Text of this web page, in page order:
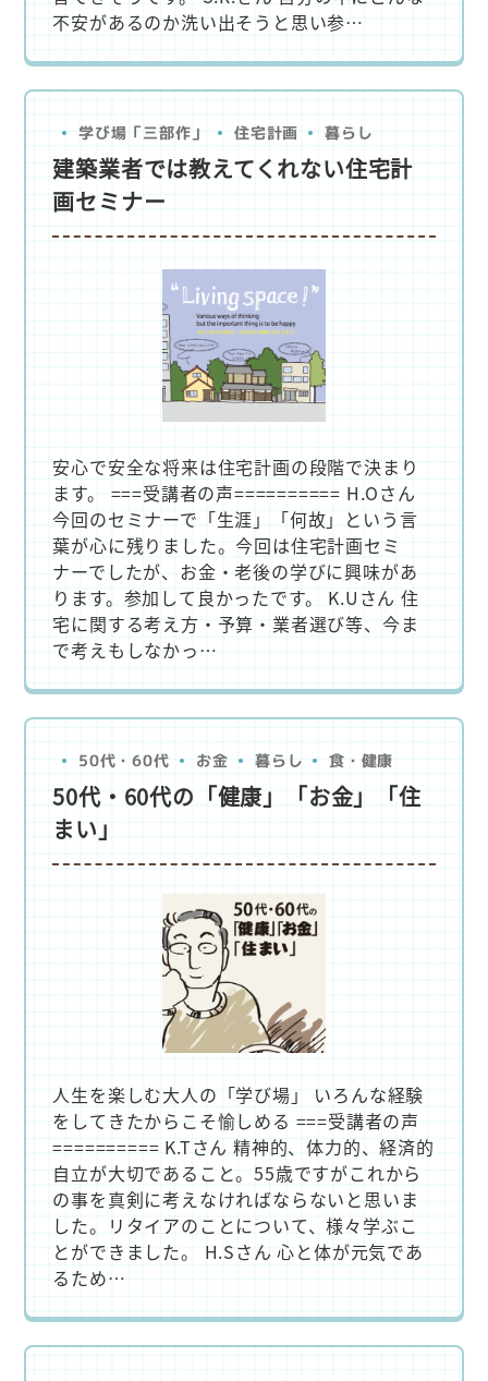
不安があるのか洗い出そうと思い参…
学び場「三部作」 住宅計画 暮らし
建築業者では教えてくれない住宅計
画セミナー
安心で安全な将来は住宅計画の段階で決まり
ます。 ===受講者の声========== H.Oさん
今回のセミナーで「生涯」「何故」という言
葉が心に残りました。今回は住宅計画セミ
ナーでしたが、お金・老後の学びに興味があ
ります。参加して良かったです。 K.Uさん 住
宅に関する考え方・予算・業者選び等、今ま
で考えもしなかっ…
50代・60代 お金 暮らし 食・健康
50代・60代の「健康」「お金」「住
まい」
人生を楽しむ大人の「学び場」 いろんな経験
をしてきたからこそ愉しめる ===受講者の声
========== K.Tさん 精神的、体力的、経済的
自立が大切であること。55歳ですがこれから
の事を真剣に考えなければならないと思いま
した。リタイアのことについて、様々学ぶこ
とができました。 H.Sさん 心と体が元気であ
るため…